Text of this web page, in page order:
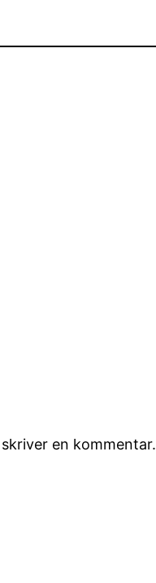
en kommentar.